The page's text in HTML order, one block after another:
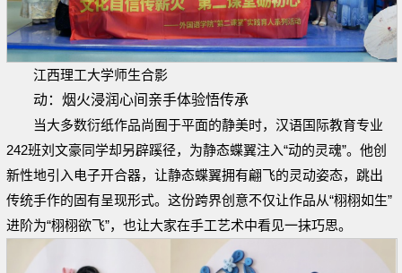
江西理工大学师生合影
动：烟火浸润心间亲手体验悟传承
当大多数衍纸作品尚囿于平面的静美时，汉语国际教育专业
242班刘文豪同学却另辟蹊径，为静态蝶翼注入“动的灵魂”。他创
新性地引入电子开合器，让静态蝶翼拥有翩飞的灵动姿态，跳出
传统手作的固有呈现形式。这份跨界创意不仅让作品从“栩栩如生”
进阶为“栩栩欲飞”，也让大家在手工艺术中看见一抹巧思。